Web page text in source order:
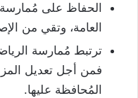
الحفاظ على
العامة، وتقي من
ترتبط مُمارسة
فمن أجل تعديل
المُحافظة عليها.